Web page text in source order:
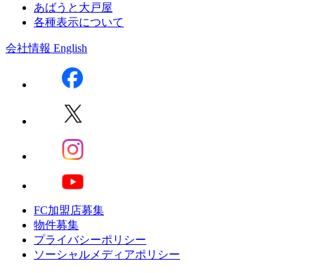
あばうと大戸屋
各種表示について
会社情報 English
FC加盟店募集
物件募集
プライバシーポリシー
ソーシャルメディアポリシー